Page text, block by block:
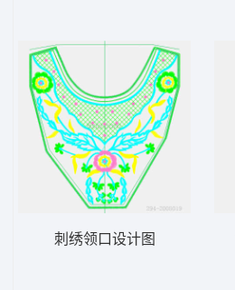
刺绣领口设计图